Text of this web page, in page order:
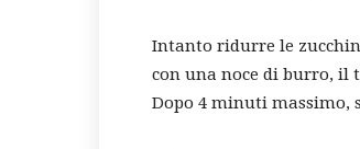
Intanto ridurre le
con una noce di burro, il
Dopo 4 minuti massimo,